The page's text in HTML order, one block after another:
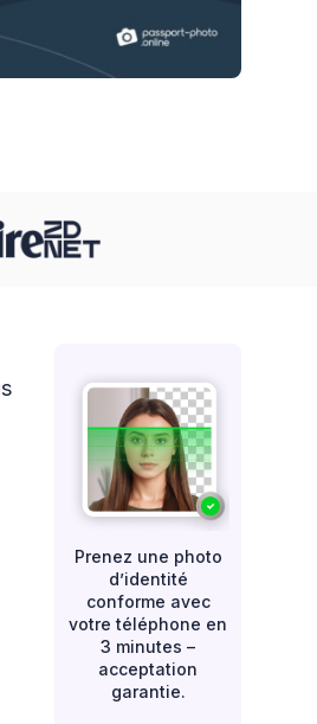
Prenez une photo
d’identité
conforme avec
votre téléphone en
3 minutes –
acceptation
garantie.